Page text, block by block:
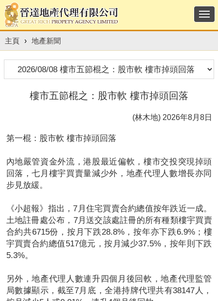
主頁 › 地產新聞
樓市五節棍之：股市軟 樓市掉頭回落
(林木地) 2026年8月8日
第一棍：股市軟 樓市掉頭回落
內地嚴管資金外流，港股最近偏軟，樓市交投突現掉頭
回落，七月樓宇買賣量減少外，地產代理人數增長亦同
步見放緩。
《小超報》指出，7月住宅買賣合約總值按年跌近一成。​
土地註冊處公布，7月送交該處註冊的所有種類樓宇買賣
合約共6715份，按月下跌28.8%，按年亦下跌6.9%；樓
宇買賣合約總值517億元，按月減少37.5%，按年則下跌
5.3%。
另外，地產代理人數連升四個月後回軟，地產代理監管
局數據顯示，截至7月底，全港持牌代理共有38147人，